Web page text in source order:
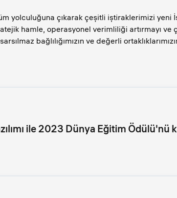
yolculuğuna çıkarak çeşitli iştiraklerimizi
hamle, operasyonel verimliliği artırmayı ve
bağlılığımızın ve değerli
ile 2023 Dünya Eğitim Ödülü'nü